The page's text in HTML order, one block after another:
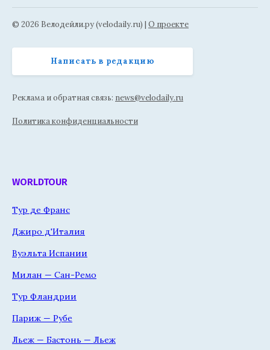
© 2026 Велодейли.ру (velodaily.ru) | О проекте
Написать в редакцию
Реклама и обратная связь: news@velodaily.ru
Политика конфиденциальности
WORLDTOUR
Тур де Франс
Джиро д'Италия
Вуэльта Испании
Милан — Сан-Ремо
Тур Фландрии
Париж — Рубе
Льеж — Бастонь — Льеж